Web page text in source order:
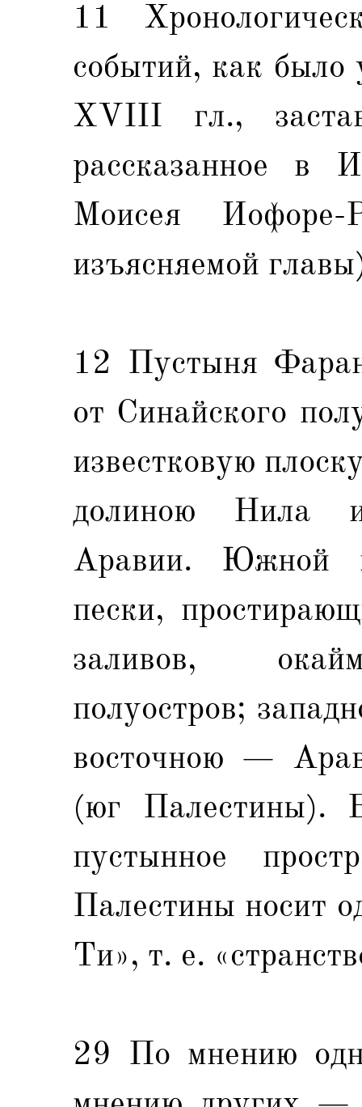
11
событий, как
XVIII гл.,
рассказанное
Моисея
изъясняемой
12 Пустыня
от Синайского
известковую
долиною Нила
Аравии. Южной
пески,
заливов,
полуостров;
восточною —
(юг Палестины).
пустынное
Палестины носит
Ти», т. е.
29 По мнению